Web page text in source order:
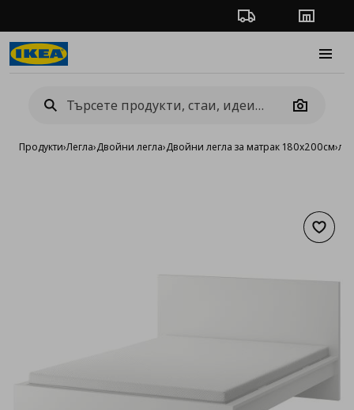
Проследяване на
Camera
Продукти›Легла›Двойни легла›Двойни легла за матрак 180x200см›